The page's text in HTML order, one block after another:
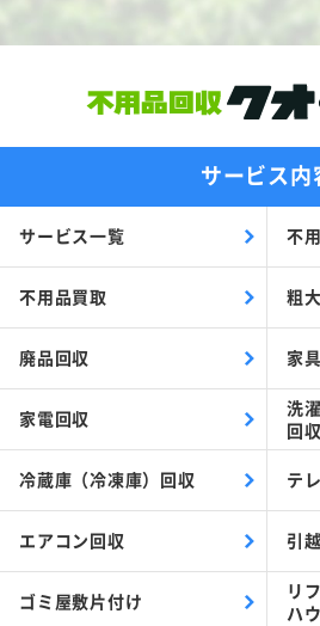
サービス内
サービス一覧 不
不用品買取 粗
廃品回収 家
家電回収
洗
回収
冷蔵庫（冷凍庫）回収 テ
エアコン回収 引
ゴミ屋敷片付け
リ
ハ